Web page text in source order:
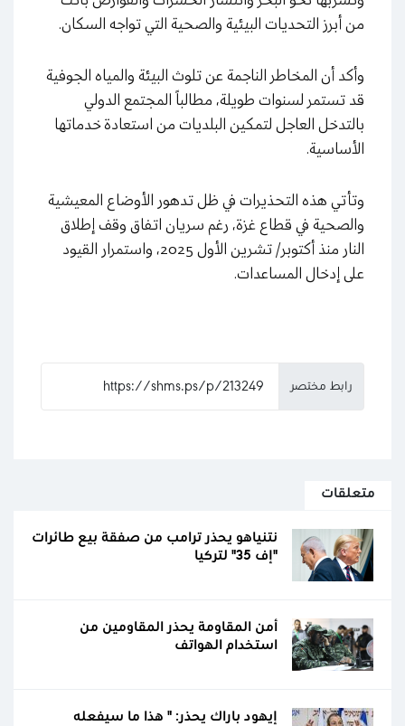
من أبرز التحديات البيئية والصحية التي تواجه السكان.
وأكد أن المخاطر الناجمة عن تلوث البيئة والمياه الجوفية
قد تستمر لسنوات طويلة، مطالباً المجتمع الدولي
بالتدخل العاجل لتمكين البلديات من استعادة خدماتها
الأساسية.
وتأتي هذه التحذيرات في ظل تدهور الأوضاع المعيشية
والصحية في قطاع غزة، رغم سريان اتفاق وقف إطلاق
النار منذ أكتوبر/ تشرين الأول 2025، واستمرار القيود
على إدخال المساعدات.
رابط مختصر
متعلقات
نتنياهو يحذر ترامب من صفقة بيع طائرات
"إف 35" لتركيا
أمن المقاومة يحذر المقاومين من
استخدام الهواتف
إيهود باراك يحذر: " هذا ما سيفعله